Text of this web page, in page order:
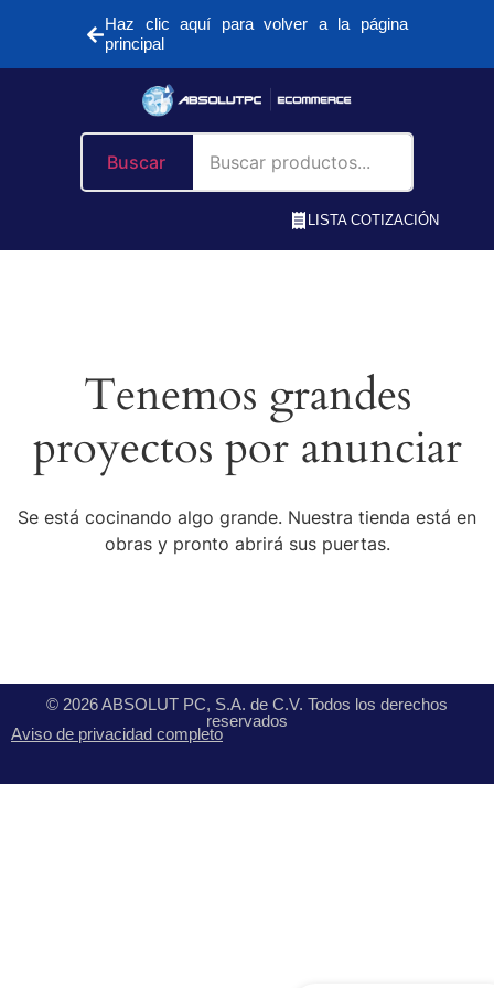
Haz clic aquí para volver a la página
principal
Buscar
LISTA COTIZACIÓN
Tenemos grandes
proyectos por anunciar
Se está cocinando algo grande. Nuestra tienda está en
obras y pronto abrirá sus puertas.
© 2026 ABSOLUT PC, S.A. de C.V. Todos los derechos
reservados
Aviso de privacidad completo